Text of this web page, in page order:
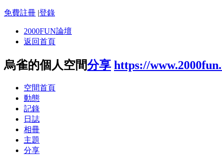
免費註冊 |登錄
2000FUN論壇
返回首頁
烏雀的個人空間分享 https://
空間首頁
動態
記錄
日誌
相冊
主題
分享